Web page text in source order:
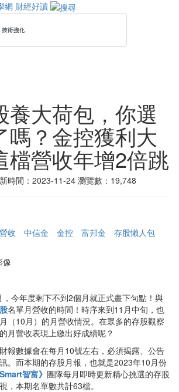
網 財經好讀
養大荷包，你選
嗎？金控獲利大
檔營收年增2倍跳
時間：2023-11-24 瀏覽數：19,748
營收 中信金 金控 富邦金
存股懶人包
像
今年度剩下不到2個月就正式畫下句點！與
名單月營收的時間！時序來到11月中旬，也
（10月）的月營收情況。在眾多的存股觀察
月營收表現上繳出好成績呢？
報數據會在每月10號左右，必須揭露、公告
。而本期的存股月報，也就是2023年10月份
Smart智富》 團隊每月即時更新精心挑選的存股
，本期名單數共計63檔。